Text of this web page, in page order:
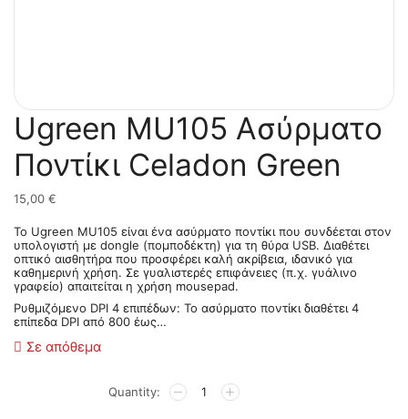
Ugreen MU105 Ασύρματο
Ποντίκι Celadon Green
15,00 €
Το Ugreen MU105 είναι ένα ασύρματο ποντίκι που συνδέεται στον
υπολογιστή με dongle (πομποδέκτη) για τη θύρα USB. Διαθέτει
οπτικό αισθητήρα που προσφέρει καλή ακρίβεια, ιδανικό για
καθημερινή χρήση. Σε γυαλιστερές επιφάνειες (π.χ. γυάλινο
γραφείο) απαιτείται η χρήση mousepad.
Ρυθμιζόμενο DPI 4 επιπέδων: Το ασύρματο ποντίκι διαθέτει 4
επίπεδα DPI από 800 έως…
Σε απόθεμα